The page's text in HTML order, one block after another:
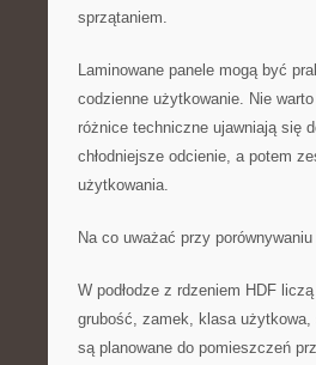
sprzątaniem.
Laminowane panele mogą być
codzienne użytkowanie. Nie
różnice techniczne ujawniają się
chłodniejsze odcienie, a potem
użytkowania.
Na co uważać przy porównywaniu
W podłodze z rdzeniem HDF
grubość, zamek, klasa użytkowa,
są planowane do pomieszczeń